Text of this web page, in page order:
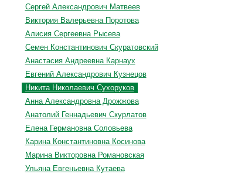
Сергей Александрович Матвеев
Виктория Валерьевна Поротова
Алисия Сергеевна Рысева
Семен Константинович Скуратовский
Анастасия Андреевна Карнаух
Евгений Александрович Кузнецов
Никита Николаевич Сухоруков
Анна Александровна Дрожжова
Анатолий Геннадьевич Скурлатов
Елена Германовна Соловьева
Карина Константиновна Косинова
Марина Викторовна Романовская
Ульяна Евгеньевна Кутаева